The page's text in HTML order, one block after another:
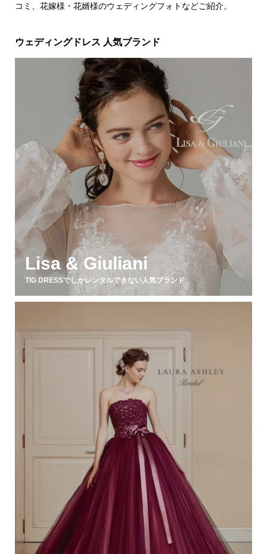
コミ、花嫁様・花婿様のウェディングフォトなどご紹介。
ウェディングドレス 人気ブランド
Lisa & Giuliani
TIG DRESSでしかレンタルできない人気ブランド